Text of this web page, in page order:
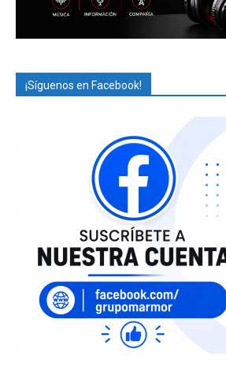
¡Síguenos en Facebook!